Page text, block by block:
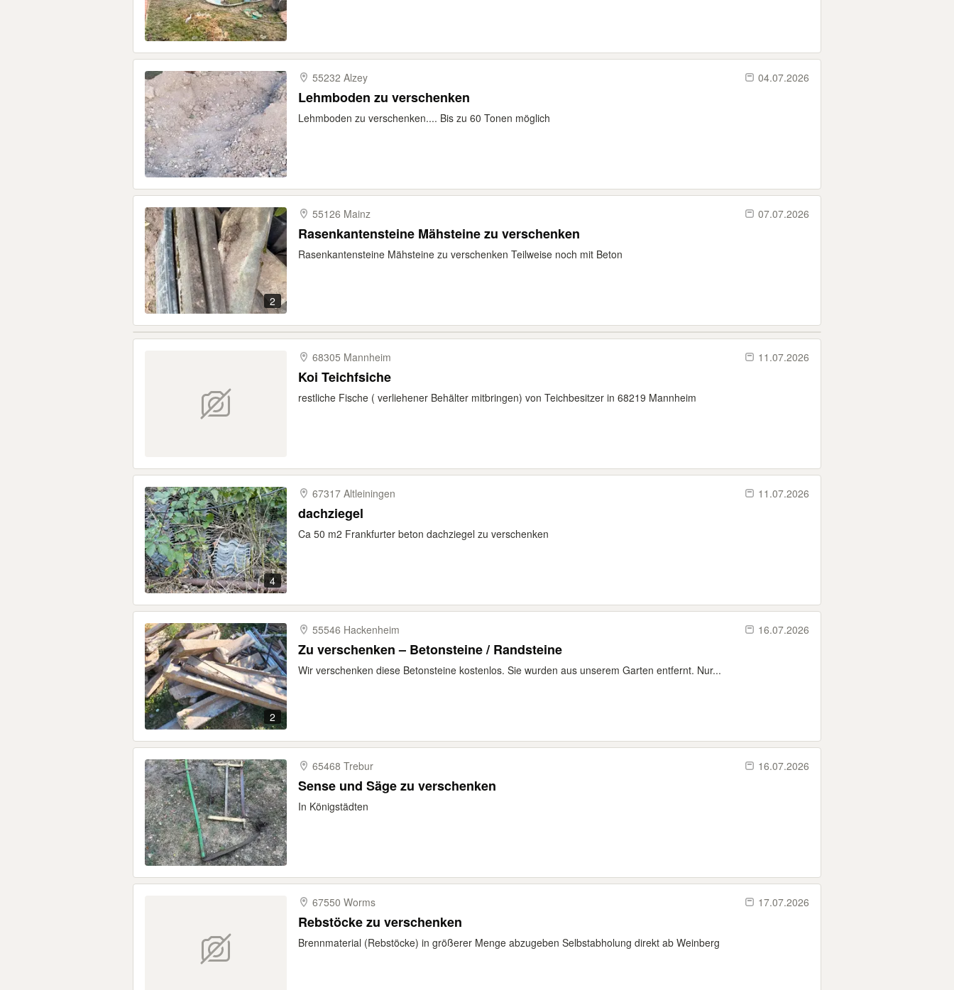
55232 Alzey 04.07.2026
Lehmboden zu verschenken
Lehmboden zu verschenken.... Bis zu 60 Tonen möglich
2
55126 Mainz 07.07.2026
Rasenkantensteine Mähsteine zu verschenken
Rasenkantensteine Mähsteine zu verschenken Teilweise noch mit Beton
68305 Mannheim 11.07.2026
Koi Teichfsiche
restliche Fische ( verliehener Behälter mitbringen) von Teichbesitzer in 68219 Mannheim
4
67317 Altleiningen 11.07.2026
dachziegel
Ca 50 m2 Frankfurter beton dachziegel zu verschenken
2
55546 Hackenheim 16.07.2026
Zu verschenken – Betonsteine / Randsteine
Wir verschenken diese Betonsteine kostenlos. Sie wurden aus unserem Garten entfernt. Nur...
65468 Trebur 16.07.2026
Sense und Säge zu verschenken
In Königstädten
67550 Worms 17.07.2026
Rebstöcke zu verschenken
Brennmaterial (Rebstöcke) in größerer Menge abzugeben Selbstabholung direkt ab Weinberg